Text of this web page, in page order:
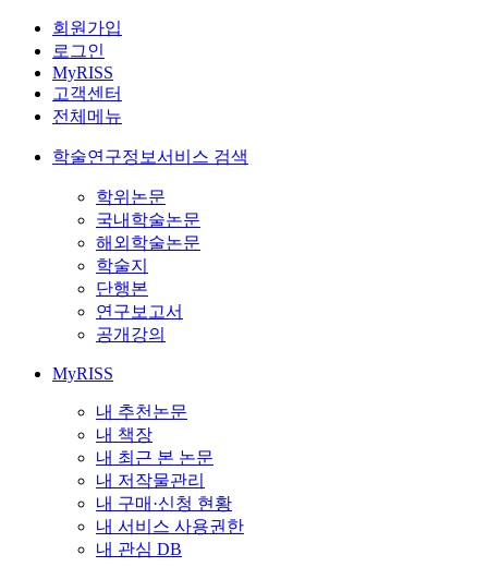
회원가입
로그인
MyRISS
고객센터
전체메뉴
학술연구정보서비스 검색
학위논문
국내학술논문
해외학술논문
학술지
단행본
연구보고서
공개강의
MyRISS
내 추천논문
내 책장
내 최근 본 논문
내 저작물관리
내 구매·신청 현황
내 서비스 사용권한
내 관심 DB